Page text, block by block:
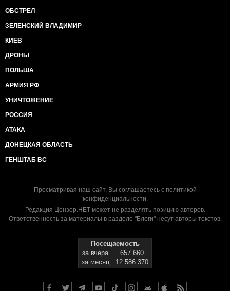
ОБСТРЕЛ
ЗЕЛЕНСКИЙ ВЛАДИМИР
КИЕВ
ДРОНЫ
ПОЛЬША
АРМИЯ РФ
УНИЧТОЖЕНИЕ
РОССИЯ
АТАКА
ДОНЕЦКАЯ ОБЛАСТЬ
ГЕНШТАБ ВС
Просматривая наш сайт, Вы соглашаетесь с политикой
конфиденциальности.
Редакция Цензор.НЕТ может не разделять позицию авторов.
Ответственность за материалы в разделе "Блоги" несут авторы текстов.
Посещаемость
за вчера
657 660
за месяц
12 586 370